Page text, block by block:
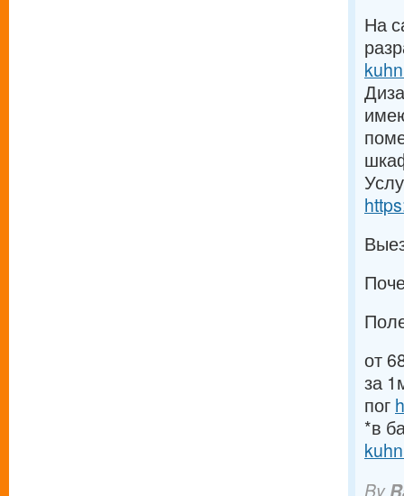
На
от
за
пог
*в
By